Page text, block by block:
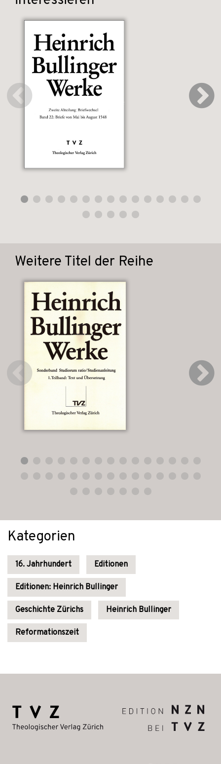
Weitere Titel der Reihe
Kategorien
16. Jahrhundert Editionen
Editionen: Heinrich Bullinger
Geschichte Zürichs Heinrich Bullinger
Reformationszeit